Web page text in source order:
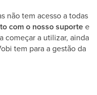
não tem acesso a todas
com o nosso suportee
começar a utilizar, ainda
tem para a gestão da